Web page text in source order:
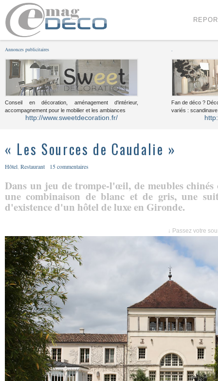
Annonces publicitaires
Conseil en décoration, aménagement d'intérieur,
accompagnement pour le mobilier et les ambiances
http://www.sweetdecoration.fr/
Fan de déco ?
variés :
« Les Sources de Caudalie »
Hôtel Restaurant 15 commentaires
Dans un jeu de trompe-l'œil, de meubles chinés
une combinaison de blanc et de gris, une
d'existence d'un hôtel de luxe en Gironde.
↓ Passez votre